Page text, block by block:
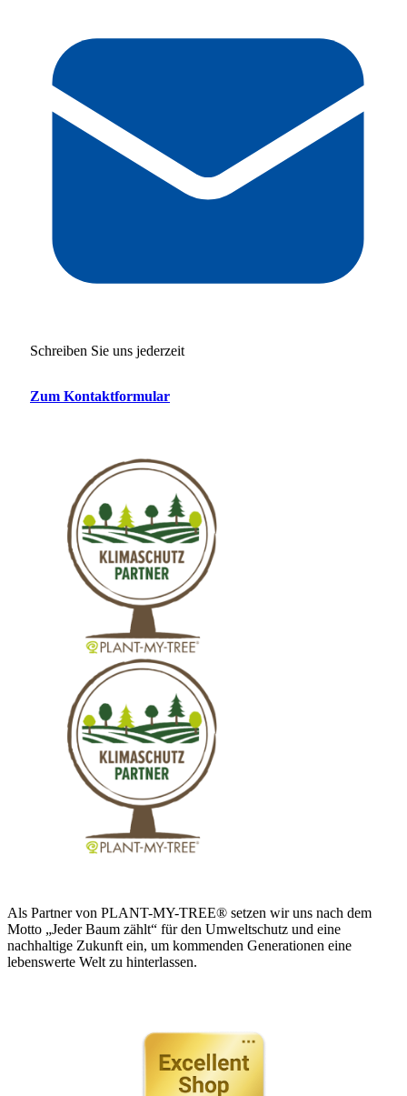
Schreiben Sie uns jederzeit
Zum Kontaktformular
Als Partner von PLANT-MY-TREE® setzen wir uns nach dem
Motto „Jeder Baum zählt“ für den Umweltschutz und eine
nachhaltige Zukunft ein, um kommenden Generationen eine
lebenswerte Welt zu hinterlassen.